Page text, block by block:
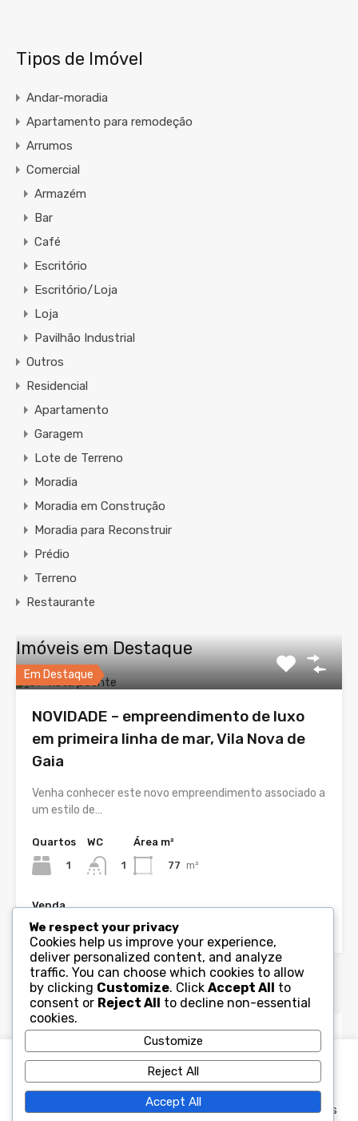
Tipos de Imóvel
Andar-moradia
Apartamento para remodeção
Arrumos
Comercial
Armazém
Bar
Café
Escritório
Escritório/Loja
Loja
Pavilhão Industrial
Outros
Residencial
Apartamento
Garagem
Lote de Terreno
Moradia
Moradia em Construção
Moradia para Reconstruir
Prédio
Terreno
Restaurante
Imóveis em Destaque
Em Destaque
NOVIDADE – empreendimento de luxo
em primeira linha de mar, Vila Nova de
Gaia
Venha conhecer este novo empreendimento associado a
um estilo de…
Quartos
1
WC
1
Área m²
77 m²
Venda
Desde 280,890€
Agentes
WinKey
geral@winkey.pt
Usamos cookies no nosso site para melhorar a experiência
de navegação e conteúdo mais relevante, lembrando as
suas preferências e visitas frequentes. Ao clicar em
“Aceitar e Fechar”, concorda com a utilização de TODOS os
We respect your privacy
Cookies help us improve your experience,
deliver personalized content, and analyze
traffic. You can choose which cookies to allow
by clicking Customize. Click Accept All to
consent or Reject All to decline non-essential
cookies.
Customize
Reject All
Accept All